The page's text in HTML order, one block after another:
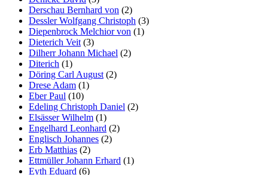
Derschau Bernhard von (2)
Dessler Wolfgang Christoph (3)
Diepenbrock Melchior von (1)
Dieterich Veit (3)
Dilherr Johann Michael (2)
Diterich (1)
Döring Carl August (2)
Drese Adam (1)
Eber Paul (10)
Edeling Christoph Daniel (2)
Elsässer Wilhelm (1)
Engelhard Leonhard (2)
Englisch Johannes (2)
Erb Matthias (2)
Ettmüller Johann Erhard (1)
Eyth Eduard (6)